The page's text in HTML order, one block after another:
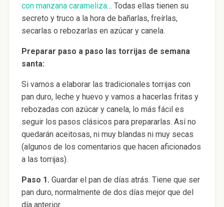
con manzana carameliza… Todas ellas tienen su
secreto y truco a la hora de bañarlas, freírlas,
secarlas o rebozarlas en azúcar y canela.
Preparar paso a paso las torrijas de semana
santa:
Si vamos a elaborar las tradicionales torrijas con
pan duro, leche y huevo y vamos a hacerlas fritas y
rebozadas con azúcar y canela, lo más fácil es
seguir los pasos clásicos para prepararlas. Así no
quedarán aceitosas, ni muy blandas ni muy secas
(algunos de los comentarios que hacen aficionados
a las torrijas).
Paso 1. Guardar el pan de días atrás. Tiene que ser
pan duro, normalmente de dos días mejor que del
día anterior.